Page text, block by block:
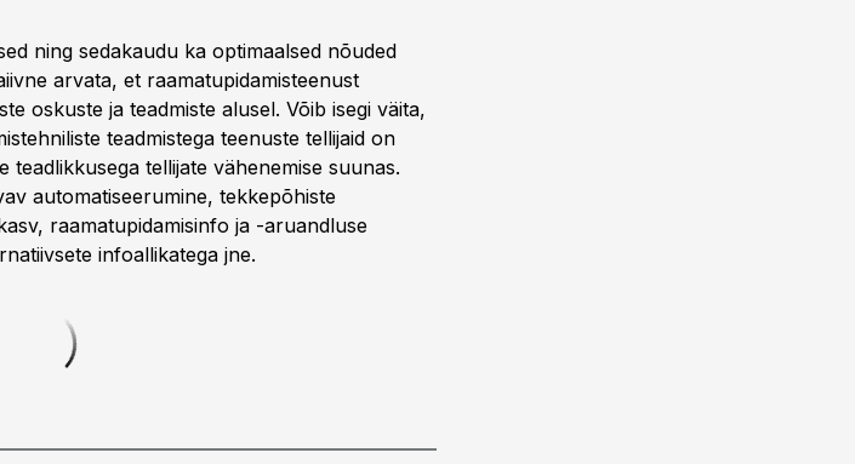
ning sedakaudu ka optimaalsed nõuded
arvata, et raamatupidamisteenust
oskuste ja teadmiste alusel. Võib isegi väita,
teadmistega teenuste tellijaid on
tellijate vähenemise suunas.
automatiseerumine, tekkepõhiste
raamatupidamisinfo ja -aruandluse
infoallikatega jne.